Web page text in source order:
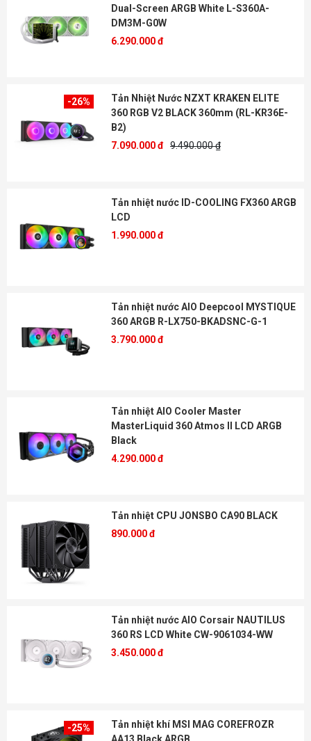
Dual-Screen ARGB White L-S360A-
DM3M-G0W
6.290.000 đ
-26%
Tản Nhiệt Nước NZXT KRAKEN ELITE
360 RGB V2 BLACK 360mm (RL-KR36E-
B2)
7.090.000 đ 9.490.000 ₫
Tản nhiệt nước ID-COOLING FX360 ARGB
LCD
1.990.000 đ
Tản nhiệt nước AIO Deepcool MYSTIQUE
360 ARGB R-LX750-BKADSNC-G-1
3.790.000 đ
Tản nhiệt AIO Cooler Master
MasterLiquid 360 Atmos II LCD ARGB
Black
4.290.000 đ
Tản nhiệt CPU JONSBO CA90 BLACK
890.000 đ
Tản nhiệt nước AIO Corsair NAUTILUS
360 RS LCD White CW-9061034-WW
3.450.000 đ
-25%
Tản nhiệt khí MSI MAG COREFROZR